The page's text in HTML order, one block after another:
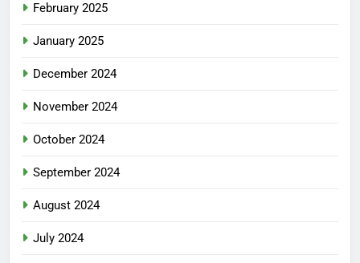
February 2025
January 2025
December 2024
November 2024
October 2024
September 2024
August 2024
July 2024